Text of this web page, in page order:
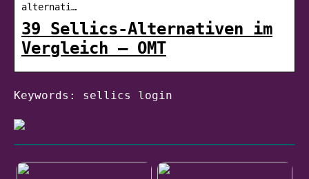
alternati…
39 Sellics-Alternativen im
Vergleich – OMT
Keywords: sellics login